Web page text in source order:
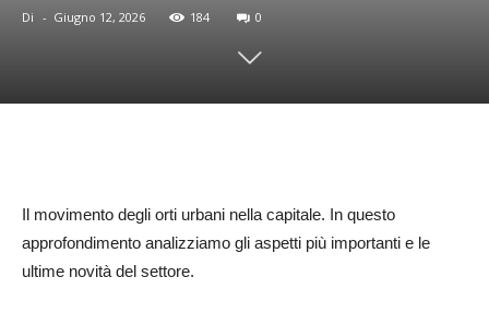
Di - Giugno 12, 2026 184 0
Il movimento degli orti urbani nella capitale. In questo
approfondimento analizziamo gli aspetti più importanti e le
ultime novità del settore.